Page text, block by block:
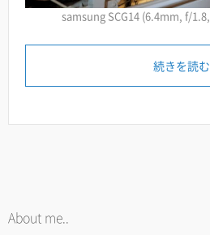
samsung SCG14 (6.4mm, f/
続きを読む
About me..